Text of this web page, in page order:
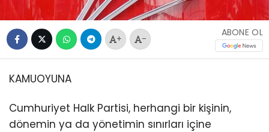
+ -
ABONE OL
KAMUOYUNA
Cumhuriyet Halk Partisi, herhangi bir kişinin,
dönemin ya da yönetimin sınırları içine